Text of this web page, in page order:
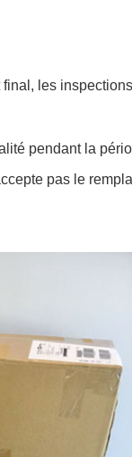
les
pendant la
pas le